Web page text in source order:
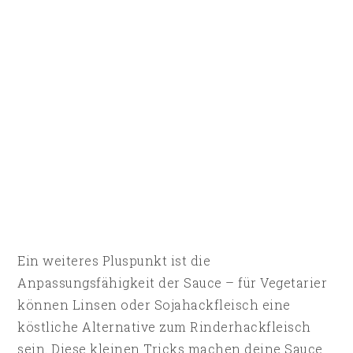
Ein weiteres Pluspunkt ist die
Anpassungsfähigkeit der Sauce – für Vegetarier
können Linsen oder Sojahackfleisch eine
köstliche Alternative zum Rinderhackfleisch
sein. Diese kleinen Tricks machen deine Sauce